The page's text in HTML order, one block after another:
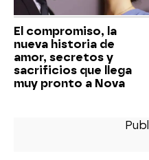
El compromiso, la
nueva historia de
amor, secretos y
sacrificios que llega
muy pronto a Nova